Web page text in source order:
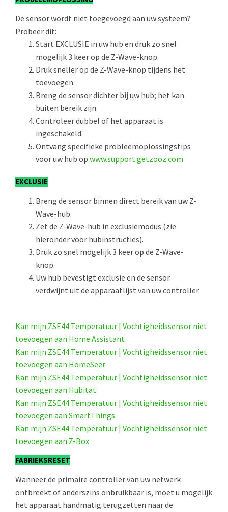
De sensor wordt niet toegevoegd aan uw systeem?
Probeer dit:
Start EXCLUSIE in uw hub en druk zo snel
mogelijk 3 keer op de Z-Wave-knop.
Druk sneller op de Z-Wave-knop tijdens het
toevoegen.
Breng de sensor dichter bij uw hub; het kan
buiten bereik zijn.
Controleer dubbel of het apparaat is
ingeschakeld.
Ontvang specifieke probleemoplossingstips
voor uw hub op www.support.getzooz.com
EXCLUSIE
Breng de sensor binnen direct bereik van uw Z-
Wave-hub.
Zet de Z-Wave-hub in exclusiemodus (zie
hieronder voor hubinstructies).
Druk zo snel mogelijk 3 keer op de Z-Wave-
knop.
Uw hub bevestigt exclusie en de sensor
verdwijnt uit de apparaatlijst van uw controller.
Kan mijn ZSE44 Temperatuur | Vochtigheidssensor niet
toevoegen aan Home Assistant
Kan mijn ZSE44 Temperatuur | Vochtigheidssensor niet
toevoegen aan HomeSeer
Kan mijn ZSE44 Temperatuur | Vochtigheidssensor niet
toevoegen aan Hubitat
Kan mijn ZSE44 Temperatuur | Vochtigheidssensor niet
toevoegen aan SmartThings
Kan mijn ZSE44 Temperatuur | Vochtigheidssensor niet
toevoegen aan Z-Box
FABRIEKSRESET
Wanneer de primaire controller van uw netwerk
ontbreekt of anderszins onbruikbaar is, moet u mogelijk
het apparaat handmatig terugzetten naar de